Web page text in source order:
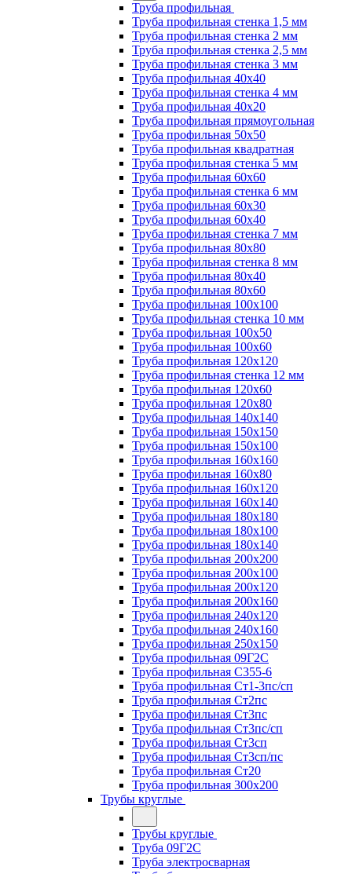
Труба профильная
Труба профильная стенка 1,5 мм
Труба профильная стенка 2 мм
Труба профильная стенка 2,5 мм
Труба профильная стенка 3 мм
Труба профильная 40х40
Труба профильная стенка 4 мм
Труба профильная 40х20
Труба профильная прямоугольная
Труба профильная 50х50
Труба профильная квадратная
Труба профильная стенка 5 мм
Труба профильная 60х60
Труба профильная стенка 6 мм
Труба профильная 60х30
Труба профильная 60х40
Труба профильная стенка 7 мм
Труба профильная 80х80
Труба профильная стенка 8 мм
Труба профильная 80х40
Труба профильная 80х60
Труба профильная 100х100
Труба профильная стенка 10 мм
Труба профильная 100х50
Труба профильная 100х60
Труба профильная 120х120
Труба профильная стенка 12 мм
Труба профильная 120х60
Труба профильная 120х80
Труба профильная 140х140
Труба профильная 150х150
Труба профильная 150х100
Труба профильная 160х160
Труба профильная 160х80
Труба профильная 160х120
Труба профильная 160х140
Труба профильная 180х180
Труба профильная 180х100
Труба профильная 180х140
Труба профильная 200х200
Труба профильная 200х100
Труба профильная 200х120
Труба профильная 200х160
Труба профильная 240х120
Труба профильная 240х160
Труба профильная 250х150
Труба профильная 09Г2С
Труба профильная С355-6
Труба профильная Ст1-3пс/сп
Труба профильная Ст2пс
Труба профильная Ст3пс
Труба профильная Ст3пс/сп
Труба профильная Ст3сп
Труба профильная Ст3сп/пс
Труба профильная Ст20
Труба профильная 300х200
Трубы круглые
Трубы круглые
Труба 09Г2С
Труба электросварная